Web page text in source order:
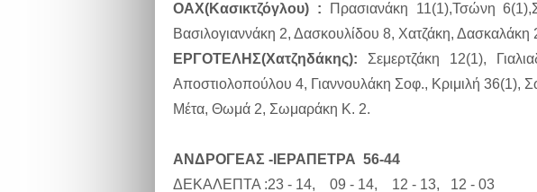
ΟΑΧ(Κασικτζόγλου) : Πρασιανάκη 11(1),Τσώνη
Βασιλογιαννάκη 2, Δασκουλίδου 8, Χατζάκη, Δασκαλάκη
ΕΡΓΟΤΕΛΗΣ(Χατζηδάκης): Σεμερτζάκη 12(1),
Αποστιολοπούλου 4, Γιαννουλάκη Σοφ., Κριμιλή 36(1),
Μέτα, Θωμά 2, Σωμαράκη Κ. 2.
ΑΝΔΡΟΓΕΑΣ -ΙΕΡΑΠΕΤΡΑ 56-44
ΔΕΚΑΛΕΠΤΑ :23 - 14, 09 - 14, 12 - 13, 12 - 03